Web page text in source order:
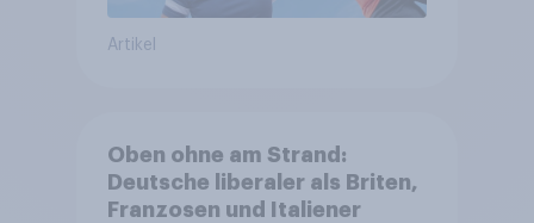
Artikel
Oben ohne am Strand:
Deutsche liberaler als Briten,
Franzosen und Italiener